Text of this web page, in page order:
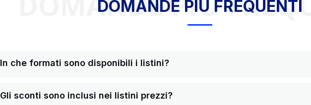
DOMANDE PIÙ FREQUENTI
In che formati sono disponibili i listini?
Gli sconti sono inclusi nei listini prezzi?